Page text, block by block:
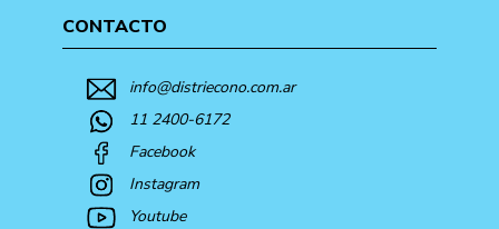
CONTACTO
info@distriecono.com.ar
11 2400-6172
Facebook
Instagram
Youtube